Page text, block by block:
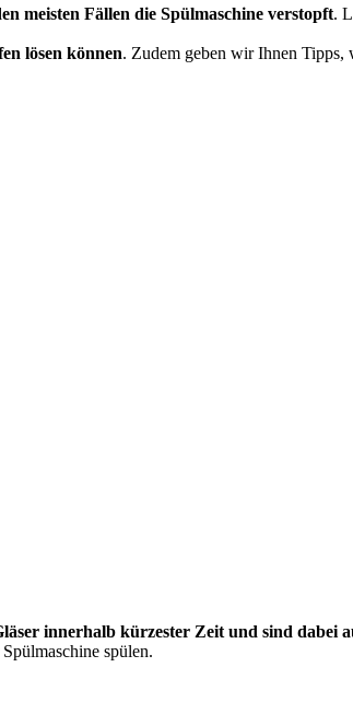
meisten Fällen die Spülmaschine verstopft.
lösen können. Zudem geben wir Ihnen Tipps,
innerhalb kürzester Zeit und sind dabei
spülen.